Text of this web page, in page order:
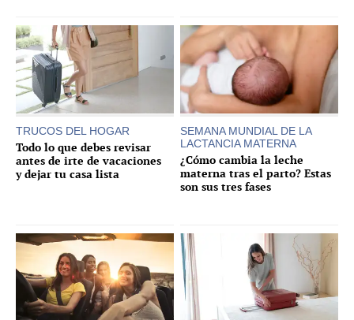
TRUCOS DEL HOGAR
Todo lo que debes revisar
antes de irte de vacaciones
y dejar tu casa lista
SEMANA MUNDIAL DE LA
LACTANCIA MATERNA
¿Cómo cambia la leche
materna tras el parto? Estas
son sus tres fases